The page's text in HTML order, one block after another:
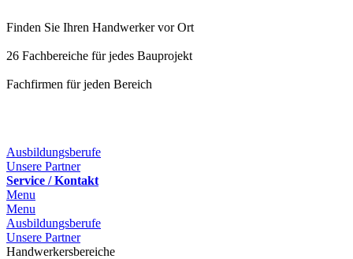
Finden Sie Ihren Handwerker vor Ort
26 Fachbereiche für jedes Bauprojekt
Fachfirmen für jeden Bereich
Ausbildungsberufe
Unsere Partner
Service / Kontakt
Menu
Menu
Ausbildungsberufe
Unsere Partner
Handwerkersbereiche